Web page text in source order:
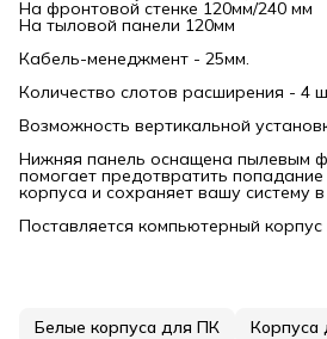
На фронтовой стенке 120мм/240 мм
На тыловой панели 120мм
Кабель-менеджмент - 25мм.
Количество слотов расширения - 4
Возможность вертикальной
Нижняя панель оснащена пылевым
помогает предотвратить
корпуса и сохраняет вашу систему в
Поставляется компьютерный
Белые корпуса для ПК Корпуса